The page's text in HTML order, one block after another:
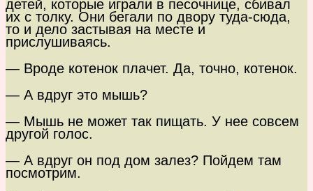
детей, которые играли в песочнице, сбивал
их с толку. Они бегали по двору туда-сюда,
то и дело застывая на месте и
прислушиваясь.
— Вроде котенок плачет. Да, точно, котенок.
— А вдруг это мышь?
— Мышь не может так пищать. У нее совсем
другой голос.
— А вдруг он под дом залез? Пойдем там
посмотрим.